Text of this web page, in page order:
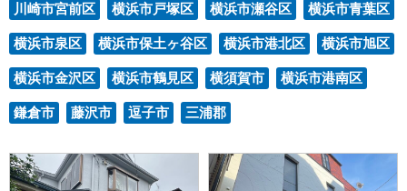
川崎市宮前区 横浜市戸塚区 横浜市瀬谷区 横浜市青葉区
横浜市泉区 横浜市保土ヶ谷区 横浜市港北区 横浜市旭区
横浜市金沢区 横浜市鶴見区 横須賀市 横浜市港南区
鎌倉市 藤沢市 逗子市 三浦郡